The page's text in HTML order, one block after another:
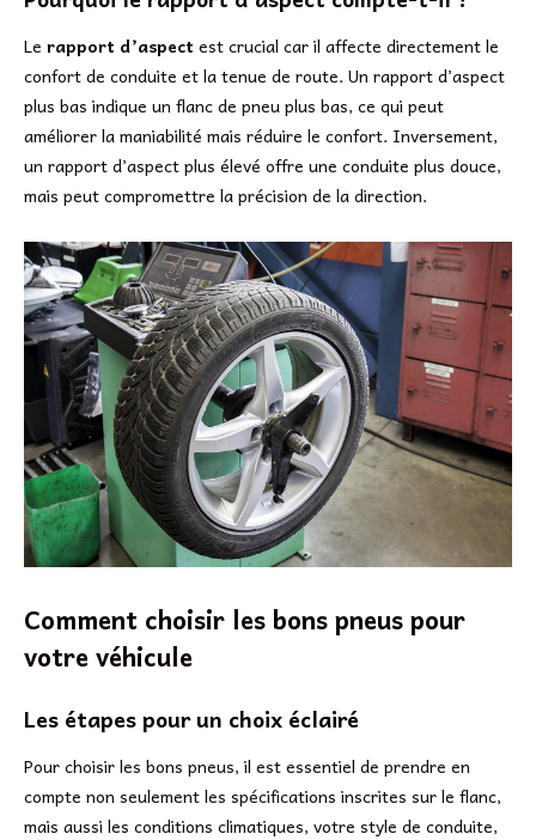
Le rapport d’aspect est crucial car il affecte directement le
confort de conduite et la tenue de route. Un rapport d’aspect
plus bas indique un flanc de pneu plus bas, ce qui peut
améliorer la maniabilité mais réduire le confort. Inversement,
un rapport d’aspect plus élevé offre une conduite plus douce,
mais peut compromettre la précision de la direction.
Comment choisir les bons pneus pour
votre véhicule
Les étapes pour un choix éclairé
Pour choisir les bons pneus, il est essentiel de prendre en
compte non seulement les spécifications inscrites sur le flanc,
mais aussi les conditions climatiques, votre style de conduite,